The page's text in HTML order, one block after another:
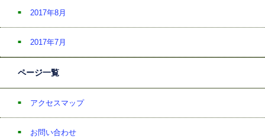
2017年8月
2017年7月
ページ一覧
アクセスマップ
お問い合わせ